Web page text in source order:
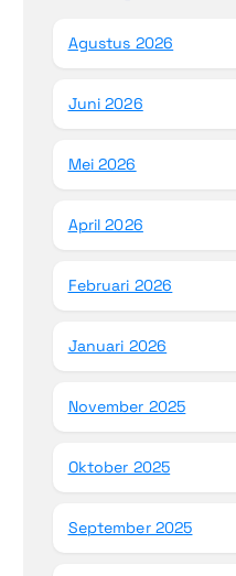
Agustus 2026
Juni 2026
Mei 2026
April 2026
Februari 2026
Januari 2026
November 2025
Oktober 2025
September 2025